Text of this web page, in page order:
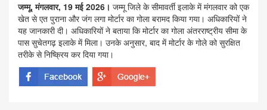
जम्मू, मंगलवार, 19 मई 2026। जम्मू जिले के सीमावर्ती इलाके में मंगलवार को एक
खेत से एत पुराना और जंग लगा मोर्टार का गोला बरामद किया गया। अधिकारियों ने
यह जानकारी दी। अधिकारियों ने बताया कि मोर्टार का गोला अंतरराष्ट्रीय सीमा के
पास सुचेतगढ़ इलाके में मिला। उनके अनुसार, बाद में मोर्टार के गोले को सुरक्षित
तरीके से निष्क्रिय कर दिया गया।